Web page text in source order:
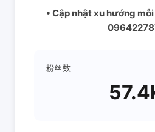
• Cập nhật xu hướng
粉丝数